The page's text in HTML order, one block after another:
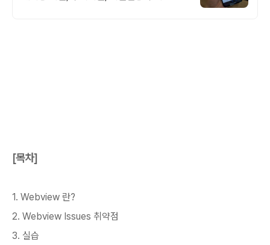
[목차]
1. Webview 란?
2. Webview Issues 취약점
3. 실습